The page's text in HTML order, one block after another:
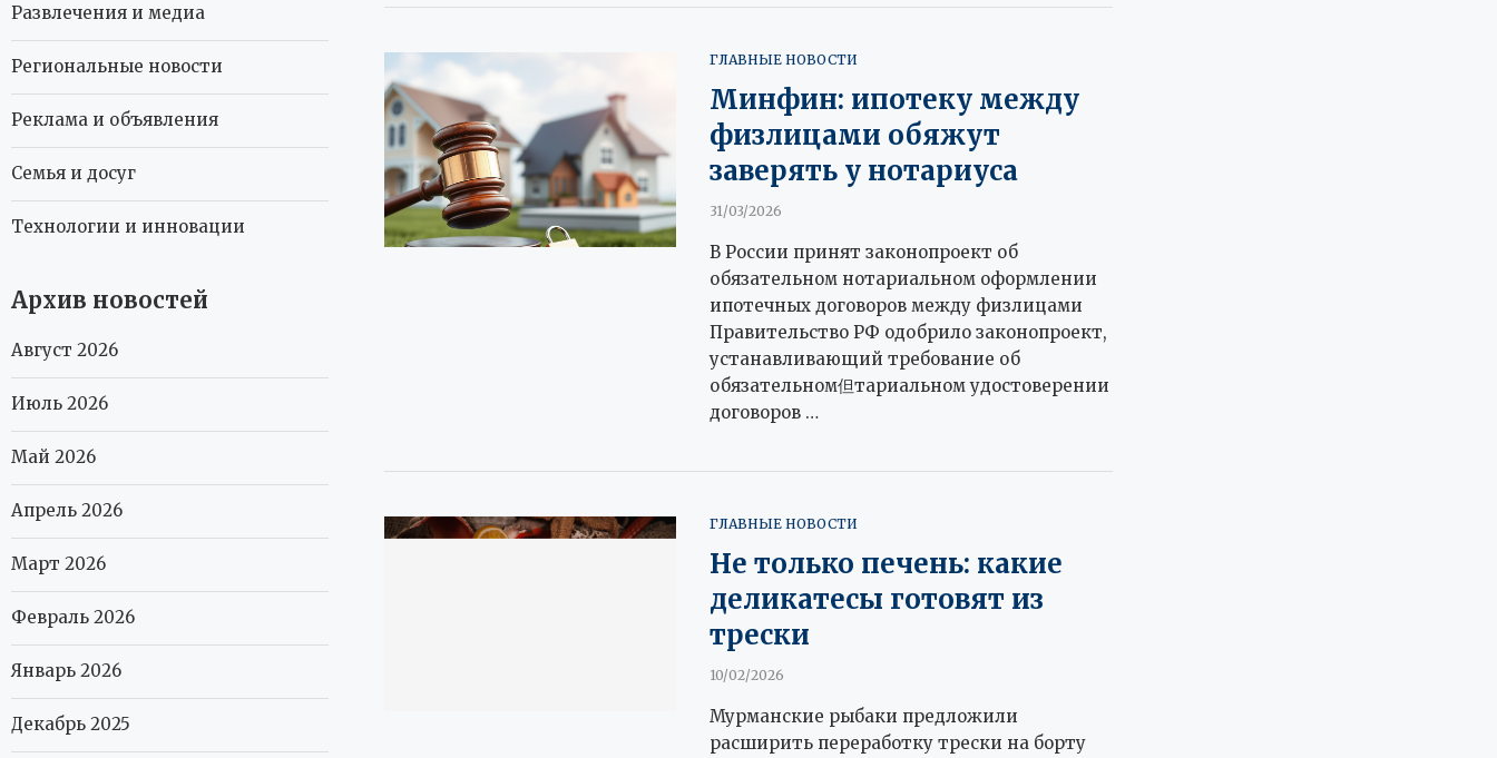
ГЛАВНЫЕ НОВОСТИ
Минфин: ипотеку между
физлицами обяжут
заверять у нотариуса
31/03/2026
В России принят законопроект об
обязательном нотариальном оформлении
ипотечных договоров между физлицами
Правительство РФ одобрило законопроект,
устанавливающий требование об
обязательном但тариальном удостоверении
договоров …
ГЛАВНЫЕ НОВОСТИ
Не только печень: какие
деликатесы готовят из
трески
10/02/2026
Мурманские рыбаки предложили
расширить переработку трески на борту
Развлечения и медиа
Региональные новости
Реклама и объявления
Семья и досуг
Технологии и инновации
Архив новостей
Август 2026
Июль 2026
Май 2026
Апрель 2026
Март 2026
Февраль 2026
Январь 2026
Декабрь 2025